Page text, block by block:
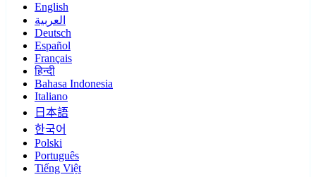
English
العربية
Deutsch
Español
Français
हिन्दी
Bahasa Indonesia
Italiano
日本語
한국어
Polski
Português
Tiếng Việt